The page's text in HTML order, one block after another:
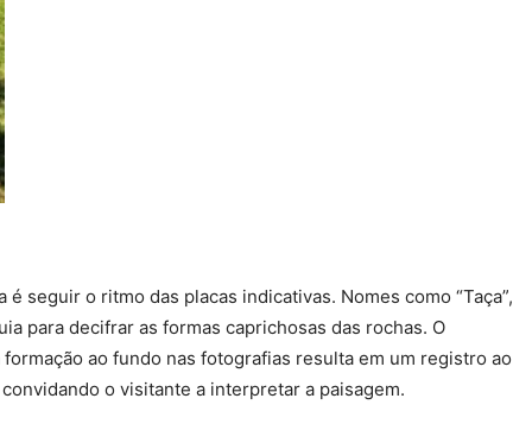
seguir o ritmo das placas indicativas. Nomes como “Taça”,
para decifrar as formas caprichosas das rochas. O
ao fundo nas fotografias resulta em um registro ao
o visitante a interpretar a paisagem.